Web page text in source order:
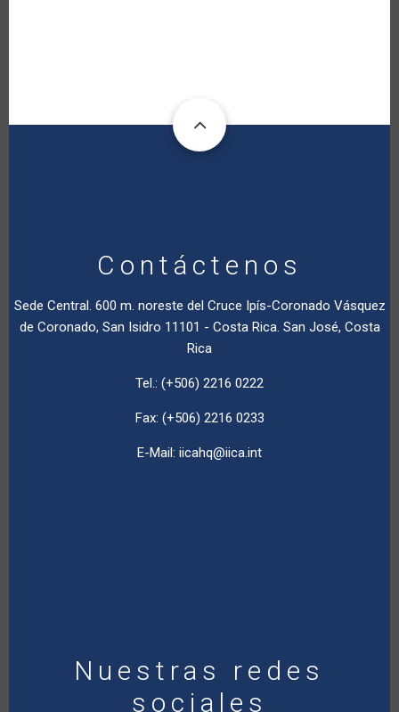
Contáctenos
Sede Central. 600 m. noreste del Cruce Ipís-Coronado Vásquez
de Coronado, San Isidro 11101 - Costa Rica. San José, Costa
Rica
Tel.: (+506) 2216 0222
Fax: (+506) 2216 0233
E-Mail: iicahq@iica.int
Nuestras redes
sociales